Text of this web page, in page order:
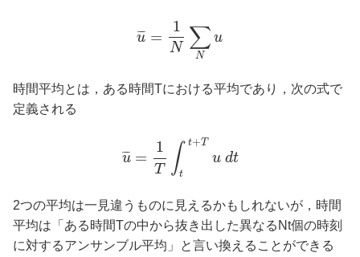
u
¯¯
¯ =
1
N ∑
N
u
時間平均とは，ある時間Tにおける平均であり，次の式で
定義される
u
¯¯
¯ =
1
T ∫ t+T
t
u dt
2つの平均は一見違うものに見えるかもしれないが，時間
平均は「ある時間Tの中から抜き出した異なるNt個の時刻
に対するアンサンブル平均」と言い換えることができる